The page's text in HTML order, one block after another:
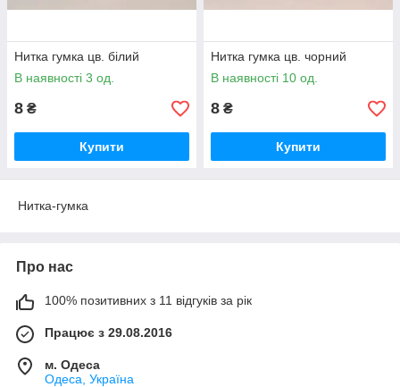
Нитка гумка цв. білий
В наявності 3 од.
8 ₴
Купити
Нитка гумка цв. чорний
В наявності 10 од.
8 ₴
Купити
Нитка-гумка
Про нас
100% позитивних з 11 відгуків за рік
Працює з 29.08.2016
м. Одеса
Одеса, Україна